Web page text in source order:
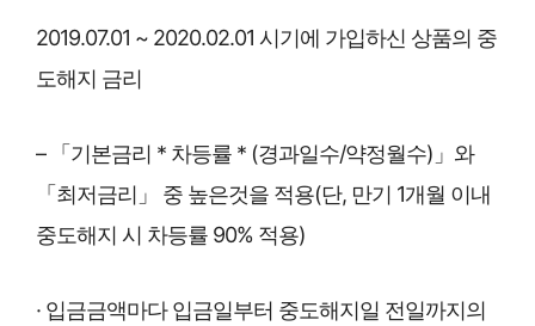
2019.07.01 ~ 2020.02.01 시기에 가입하신 상품의 중
도해지 금리
– 「기본금리 * 차등률 * (경과일수/약정월수)」와
「최저금리」 중 높은것을 적용(단, 만기 1개월 이내
중도해지 시 차등률 90% 적용)
· 입금금액마다 입금일부터 중도해지일 전일까지의